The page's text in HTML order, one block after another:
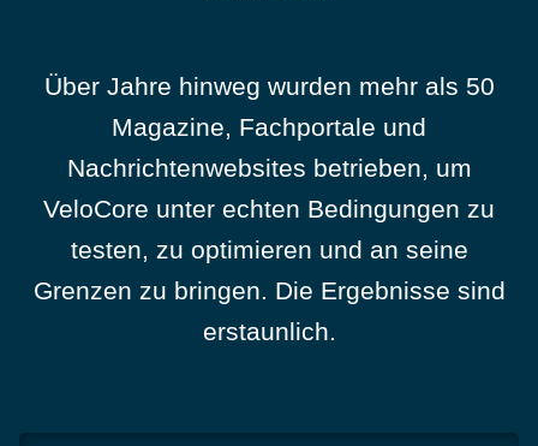
Über Jahre hinweg wurden mehr als 50
Magazine, Fachportale und
Nachrichtenwebsites betrieben, um
VeloCore unter echten Bedingungen zu
testen, zu optimieren und an seine
Grenzen zu bringen. Die Ergebnisse sind
erstaunlich.